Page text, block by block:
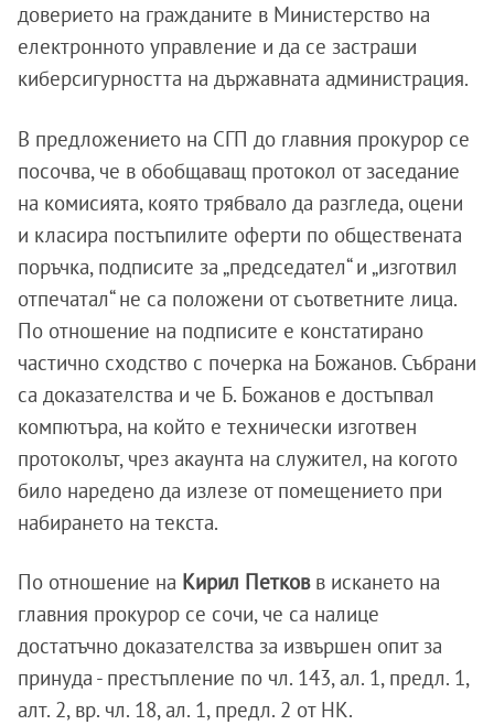
доверието на гражданите в Министерство на
електронното управление и да се застраши
киберсигурността на държавната администрация.
В предложението на СГП до главния прокурор се
посочва, че в обобщаващ протокол от заседание
на комисията, която трябвало да разгледа, оцени
и класира постъпилите оферти по обществената
поръчка, подписите за „председател“ и „изготвил
отпечатал“ не са положени от съответните лица.
По отношение на подписите е констатирано
частично сходство с почерка на Божанов. Събрани
са доказателства и че Б. Божанов е достъпвал
компютъра, на който е технически изготвен
протоколът, чрез акаунта на служител, на когото
било наредено да излезе от помещението при
набирането на текста.
По отношение на Кирил Петковв искането на
главния прокурор се сочи, че са налице
достатъчно доказателства за извършен опит за
принуда - престъпление по чл. 143, ал. 1, предл. 1,
алт. 2, вр. чл. 18, ал. 1, предл. 2 от НК.